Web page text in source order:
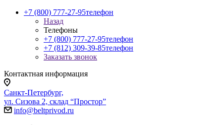
+7 (800) 777-27-95телефон
Назад
Телефоны
+7 (800) 777-27-95телефон
+7 (812) 309-39-85телефон
Заказать звонок
Контактная информация
Санкт-Петербург,
ул. Сизова 2, склад “Простор”
info@beltprivod.ru